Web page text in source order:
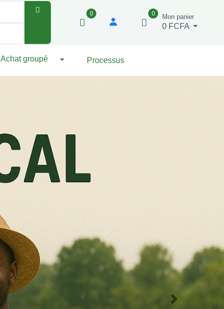
0 0 Mon panier
0 FCFA
Achat groupé Processus
Suivant